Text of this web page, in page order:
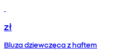
zł
Bluza dziewczęca z haftem